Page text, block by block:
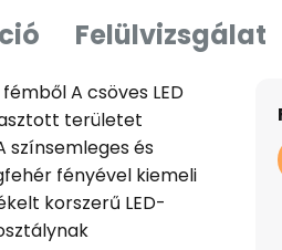
Felülvizsgálat
A csöves LED
területet
színsemleges és
fényével kiemeli
korszerű LED-